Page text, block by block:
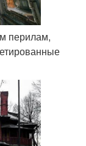
перилам,